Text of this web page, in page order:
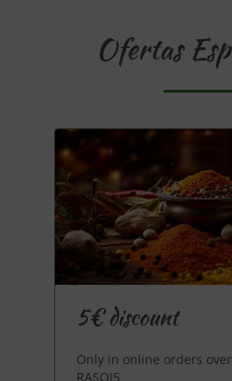
Ofertas
5€ discount
Only in online orders
RASOI5